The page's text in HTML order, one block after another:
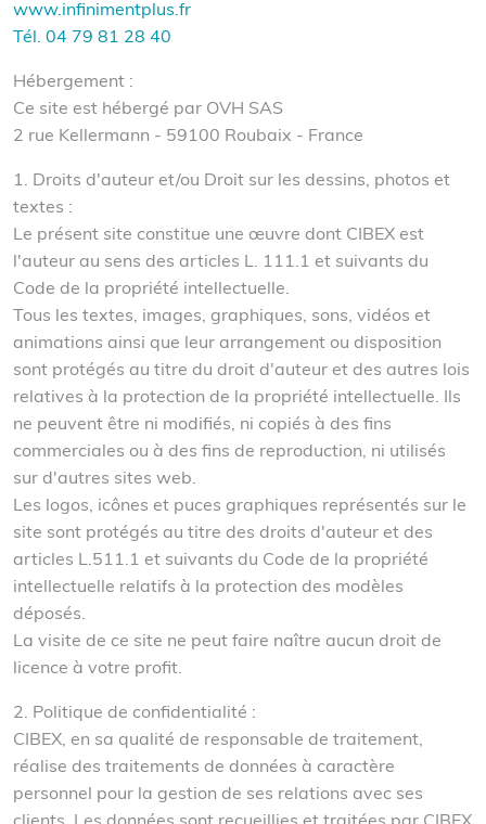
www.infinimentplus.fr
Tél. 04 79 81 28 40
Hébergement :
Ce site est hébergé par OVH SAS
2 rue Kellermann - 59100 Roubaix - France
1. Droits d'auteur et/ou Droit sur les dessins, photos et
textes :
Le présent site constitue une œuvre dont CIBEX est
l'auteur au sens des articles L. 111.1 et suivants du
Code de la propriété intellectuelle.
Tous les textes, images, graphiques, sons, vidéos et
animations ainsi que leur arrangement ou disposition
sont protégés au titre du droit d'auteur et des autres lois
relatives à la protection de la propriété intellectuelle. Ils
ne peuvent être ni modifiés, ni copiés à des fins
commerciales ou à des fins de reproduction, ni utilisés
sur d'autres sites web.
Les logos, icônes et puces graphiques représentés sur le
site sont protégés au titre des droits d'auteur et des
articles L.511.1 et suivants du Code de la propriété
intellectuelle relatifs à la protection des modèles
déposés.
La visite de ce site ne peut faire naître aucun droit de
licence à votre profit.
2. Politique de confidentialité :
CIBEX, en sa qualité de responsable de traitement,
réalise des traitements de données à caractère
personnel pour la gestion de ses relations avec ses